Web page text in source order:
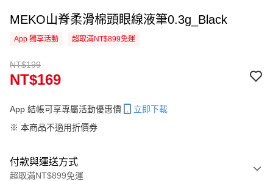
MEKO山脊柔滑棉頭眼線液筆0.3g_Black
App 獨享活動 超取滿NT$899免運
NT$199
NT$169
App 結帳可享專屬活動優惠價
立即下載
※ 本商品不適用折價券
付款與運送方式
超取滿NT$899免運